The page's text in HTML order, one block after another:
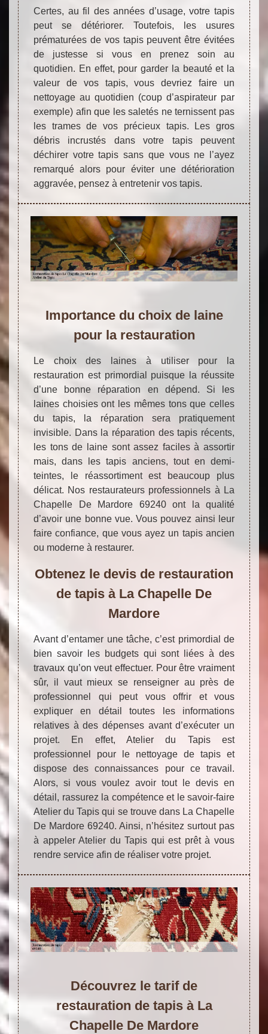
Certes, au fil des années d’usage, votre tapis
peut se détériorer. Toutefois, les usures
prématurées de vos tapis peuvent être évitées
de justesse si vous en prenez soin au
quotidien. En effet, pour garder la beauté et la
valeur de vos tapis, vous devriez faire un
nettoyage au quotidien (coup d’aspirateur par
exemple) afin que les saletés ne ternissent pas
les trames de vos précieux tapis. Les gros
débris incrustés dans votre tapis peuvent
déchirer votre tapis sans que vous ne l’ayez
remarqué alors pour éviter une détérioration
aggravée, pensez à entretenir vos tapis.
Importance du choix de laine
pour la restauration
Le choix des laines à utiliser pour la
restauration est primordial puisque la réussite
d’une bonne réparation en dépend. Si les
laines choisies ont les mêmes tons que celles
du tapis, la réparation sera pratiquement
invisible. Dans la réparation des tapis récents,
les tons de laine sont assez faciles à assortir
mais, dans les tapis anciens, tout en demi-
teintes, le réassortiment est beaucoup plus
délicat. Nos restaurateurs professionnels à La
Chapelle De Mardore 69240 ont la qualité
d’avoir une bonne vue. Vous pouvez ainsi leur
faire confiance, que vous ayez un tapis ancien
ou moderne à restaurer.
Obtenez le devis de restauration
de tapis à La Chapelle De
Mardore
Avant d’entamer une tâche, c’est primordial de
bien savoir les budgets qui sont liées à des
travaux qu’on veut effectuer. Pour être vraiment
sûr, il vaut mieux se renseigner au près de
professionnel qui peut vous offrir et vous
expliquer en détail toutes les informations
relatives à des dépenses avant d’exécuter un
projet. En effet, Atelier du Tapis est
professionnel pour le nettoyage de tapis et
dispose des connaissances pour ce travail.
Alors, si vous voulez avoir tout le devis en
détail, rassurez la compétence et le savoir-faire
Atelier du Tapis qui se trouve dans La Chapelle
De Mardore 69240. Ainsi, n’hésitez surtout pas
à appeler Atelier du Tapis qui est prêt à vous
rendre service afin de réaliser votre projet.
Découvrez le tarif de
restauration de tapis à La
Chapelle De Mardore